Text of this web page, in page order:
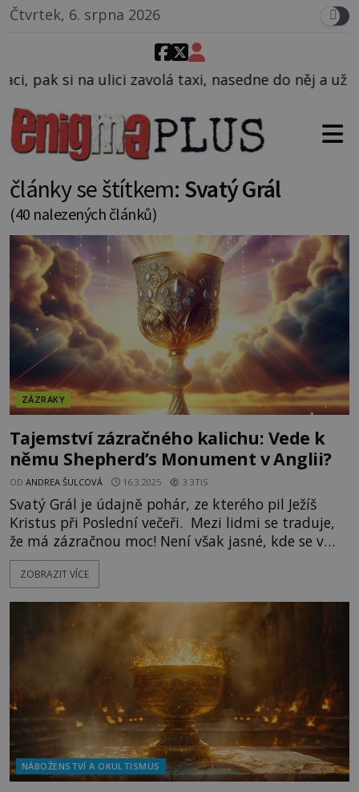
Čtvrtek, 6. srpna 2026
nasedne do něj a už ho nikdy nikdo nespatří.
články se štítkem: Svatý Grál
(40 nalezených článků)
ZÁZRAKY
Tajemství zázračného kalichu: Vede k
němu Shepherd’s Monument v Anglii?
OD ANDREA ŠULCOVÁ 16.3.2025 3.3TIS
Svatý Grál je údajně pohár, ze kterého pil Ježíš
Kristus při Poslední večeři. Mezi lidmi se traduje,
že má zázračnou moc! Není však jasné, kde se v
současnosti nachází. Indicie k jeho nalezení možná
obsahuje pomník Shepherd´s monument v parku
Míst, kde může být posvátný artefakt ukryt, je
však celá řada. Které je to správné? [gallery
ZOBRAZIT VÍCE
NÁBOŽENSTVÍ A OKULTISMUS